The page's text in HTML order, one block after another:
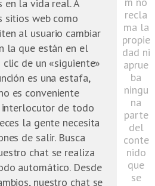
en la vida real. A
sitios web como
al usuario cambiar
la que están en el
de un «siguiente»
es una estafa,
es conveniente
de todo
la gente necesita
de salir. Busca
chat se realiza
automático. Desde
nuestro chat se
recla
ma la
propie
dad ni
aprue
ba
ningu
na
parte
del
conte
nido
que
se